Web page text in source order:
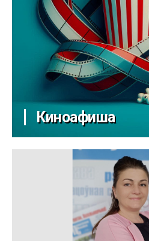
Киноафиша